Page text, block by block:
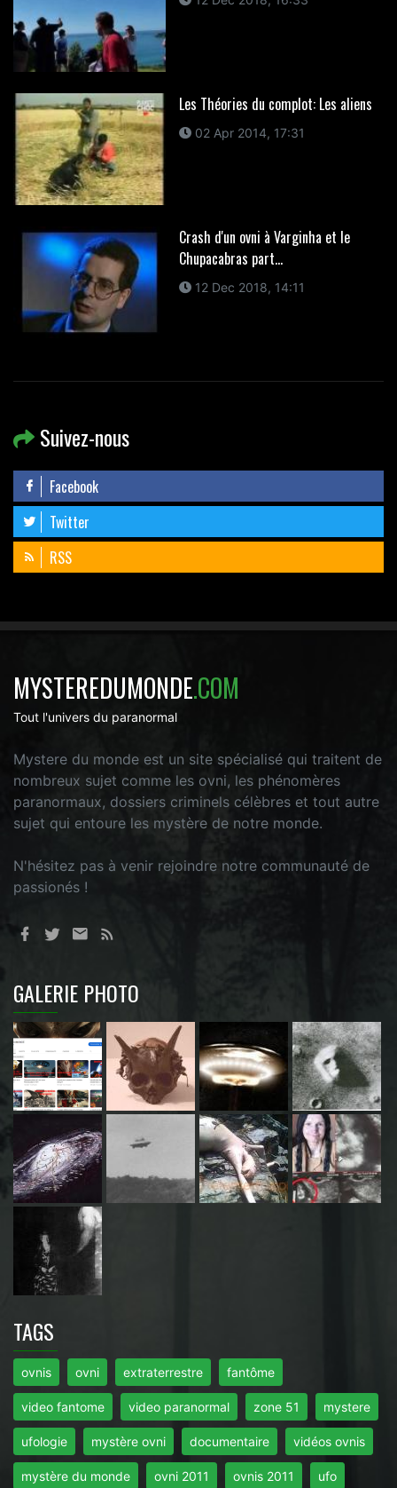
Les Théories du complot: Les aliens
02 Apr 2014, 17:31
Crash d'un ovni à Varginha et le
Chupacabras part...
12 Dec 2018, 14:11
Suivez-nous
Facebook
Twitter
RSS
MYSTEREDUMONDE.COM
Tout l'univers du paranormal
Mystere du monde est un site spécialisé qui traitent de
nombreux sujet comme les ovni, les phénomères
paranormaux, dossiers criminels célèbres et tout autre
sujet qui entoure les mystère de notre monde.
N'hésitez pas à venir rejoindre notre communauté de
passionés !
GALERIE PHOTO
TAGS
ovnis ovni extraterrestre fantôme
video fantome video paranormal zone 51 mystere
ufologie mystère ovni documentaire vidéos ovnis
mystère du monde ovni 2011 ovnis 2011 ufo